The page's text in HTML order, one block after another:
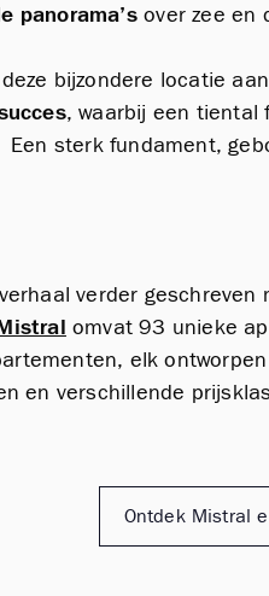
panorama’sover zee en
bijzondere locatie
, waarbij een tiental
Een sterk fundament,
verder geschreven
omvat 93 unieke
elk
en verschillende
Ontdek Mistral